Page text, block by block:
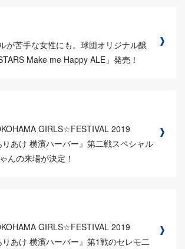
が苦手な女性にも。球団オリジナル醸
Make me Happy ALE」発売！
GIRLS☆FESTIVAL 2019
あけ 横濱ハーバー』第二戦スペシャル
んの来場が決定！
GIRLS☆FESTIVAL 2019
あけ 横濱ハーバー』第1戦のセレモ二